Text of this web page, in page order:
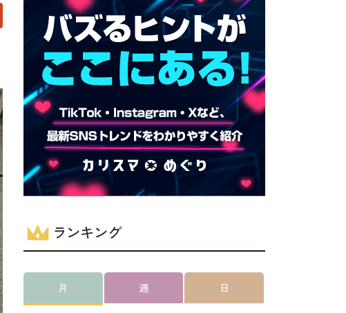
ランキング
月 週 日